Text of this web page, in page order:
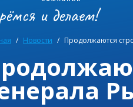
и делаем!
Новости Продолжаются строительные работы на